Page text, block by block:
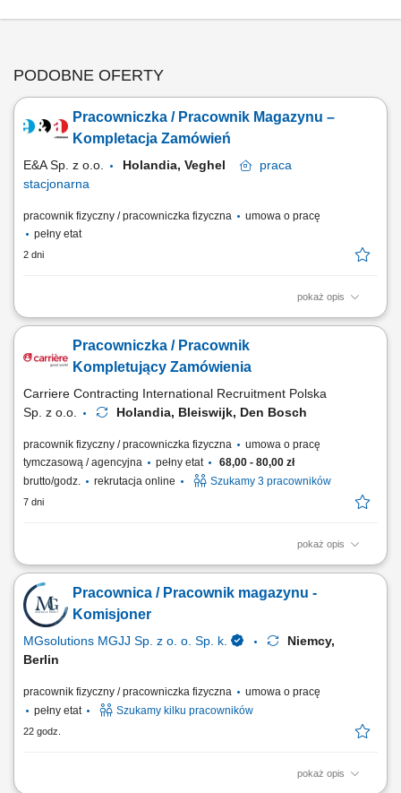
PODOBNE OFERTY
Pracowniczka / Pracownik Magazynu –
Kompletacja Zamówień
E&A Sp. z o.o. Holandia, Veghel
praca
stacjonarna
pracownik fizyczny / pracowniczka fizyczna
umowa o pracę
pełny etat
2 dni
pokaż opis
Zakres obowiązków: kompletowanie zamówień z asortymentem non-
produktów przy użyciu ręcznego skanera, kontrola zgodności zamówień
oraz sprawdzanie jakości produktów, przygotowywanie zamówień
Pracowniczka / Pracownik
Kompletujący Zamówienia
Carriere Contracting International Recruitment Polska
Sp. z o.o.
Holandia, Bleiswijk, Den Bosch
pracownik fizyczny / pracowniczka fizyczna
umowa o pracę
tymczasową / agencyjna
pełny etat
68,00 - 80,00 zł
brutto/godz.
rekrutacja online Szukamy 3 pracowników
7 dni
pokaż opis
Dołącz do międzynarodowego zespołu magazynowego
odpowiedzialnego za przygotowywanie zamówień online dla jednej z
największych sieci handlowych w Holandii. To oferta dla osób, które
chcą rozpocząć pracę za granicą lub zdobyć doświadczenie w branży
logistycznej. Twoje zadania:...
Pracownica / Pracownik magazynu -
Komisjoner
MGsolutions MGJJ Sp. z o. o. Sp. k.
Niemcy,
Berlin
pracownik fizyczny / pracowniczka fizyczna
umowa o pracę
pełny etat
Szukamy kilku pracowników
22 godz.
pokaż opis